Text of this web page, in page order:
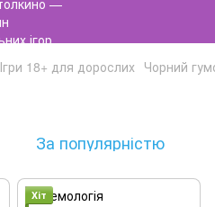
Ігри 18+ для дорослих Чорний
За популярністю
Хіт